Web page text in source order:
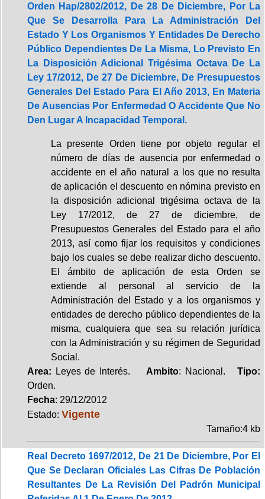
Orden Hap/2802/2012, De 28 De Diciembre, Por La
Que Se Desarrolla Para La Administración Del
Estado Y Los Organismos Y Entidades De Derecho
Público Dependientes De La Misma, Lo Previsto En
La Disposición Adicional Trigésima Octava De La
Ley 17/2012, De 27 De Diciembre, De Presupuestos
Generales Del Estado Para El Año 2013, En Materia
De Ausencias Por Enfermedad O Accidente Que No
Den Lugar A Incapacidad Temporal.
La presente Orden tiene por objeto regular el
número de días de ausencia por enfermedad o
accidente en el año natural a los que no resulta
de aplicación el descuento en nómina previsto en
la disposición adicional trigésima octava de la
Ley 17/2012, de 27 de diciembre, de
Presupuestos Generales del Estado para el año
2013, así como fijar los requisitos y condiciones
bajo los cuales se debe realizar dicho descuento.
El ámbito de aplicación de esta Orden se
extiende al personal al servicio de la
Administración del Estado y a los organismos y
entidades de derecho público dependientes de la
misma, cualquiera que sea su relación jurídica
con la Administración y su régimen de Seguridad
Social.
Area: Leyes de Interés. Ambito: Nacional.Tipo:
Orden.
Fecha: 29/12/2012
Estado: Vigente
Tamaño:4 kb
Real Decreto 1697/2012, De 21 De Diciembre, Por El
Que Se Declaran Oficiales Las Cifras De Población
Resultantes De La Revisión Del Padrón Municipal